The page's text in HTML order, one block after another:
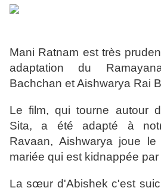
Mani Ratnam est très
adaptation du
Bachchan et Aishwarya Rai
Le film, qui tourne autour
Sita, a été adapté à
Ravaan, Aishwarya joue
mariée qui est kidnappée
La sœur d'Abishek c'est